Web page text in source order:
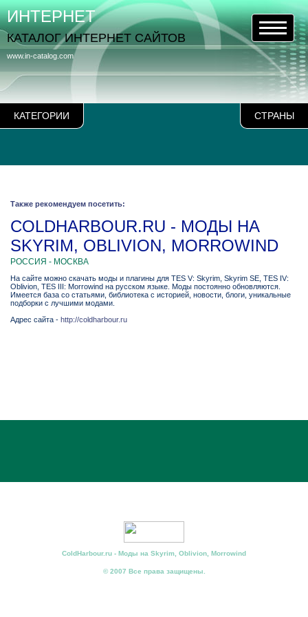
КАТЕГОРИИ СТРАНЫ
www.in-catalog.com
ИНТЕРНЕТ
КАТАЛОГ ИНТЕРНЕТ САЙТОВ
Также рекомендуем посетить:
COLDHARBOUR.RU - МОДЫ НА
SKYRIM, OBLIVION, MORROWIND
РОССИЯ - МОСКВА
На сайте можно скачать моды и плагины для TES V: Skyrim, Skyrim SE, TES IV:
Oblivion, TES III: Morrowind на русском языке. Моды постоянно обновляются.
Имеется база со статьями, библиотека с историей, новости, блоги, уникальные
подборки с лучшими модами.
Адрес сайта - http://coldharbour.ru
ColdHarbour.ru - Моды на Skyrim, Oblivion, Morrowind
© 2007 Все права защищены.